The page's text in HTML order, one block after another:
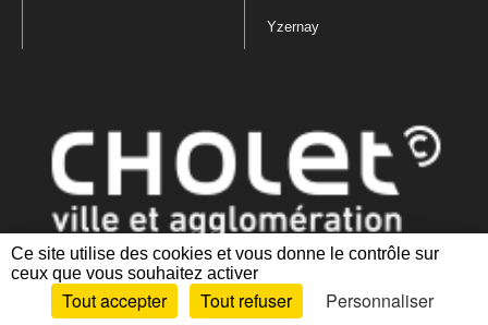
Ce site utilise des cookies et vous donne le contrôle sur
ceux que vous souhaitez activer
Tout accepter Tout refuser
Personnaliser
Yzernay
Mentions légales|Politique de confidentialité
des cookies |Plan du site Accessibilité : partiellement conforme